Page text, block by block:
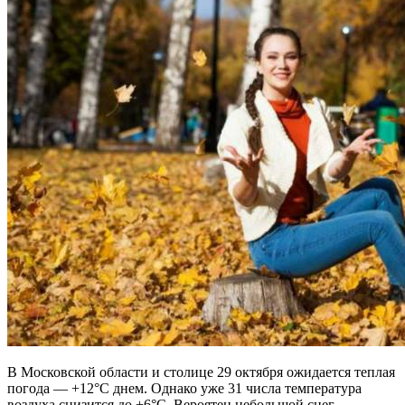
В Московской области и столице 29 октября ожидается теплая
погода — +12°С днем. Однако уже 31 числа температура